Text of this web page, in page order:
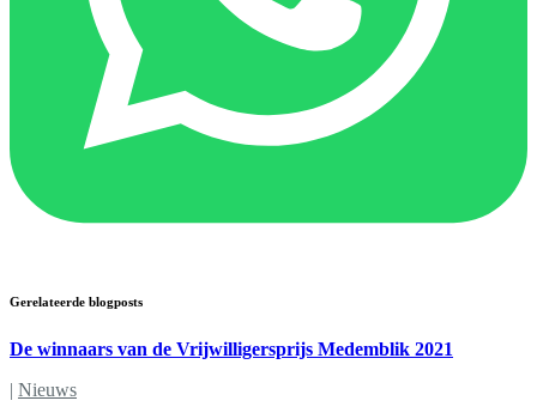
Gerelateerde blogposts
De winnaars van de Vrijwilligersprijs Medemblik 2021
| Nieuws